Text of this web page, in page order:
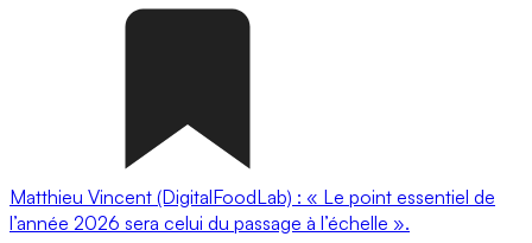
Matthieu Vincent (DigitalFoodLab) : « Le point essentiel de
l’année 2026 sera celui du passage à l’échelle ».